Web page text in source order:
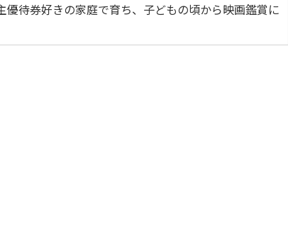
待券好きの家庭で育ち、子どもの頃から映画鑑賞に